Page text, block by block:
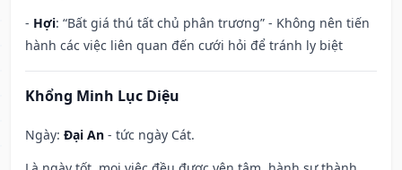
- Hợi: “Bất giá thú tất chủ phân trương” - Không nên tiến
hành các việc liên quan đến cưới hỏi để tránh ly biệt
Khổng Minh Lục Diệu
Ngày: Đại An - tức ngày Cát.